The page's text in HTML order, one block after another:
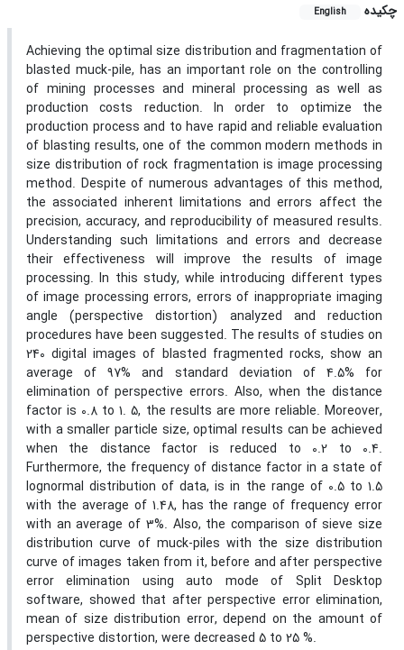
چکیده
English
Achieving the optimal size distribution and fragmentation of
blasted muck-pile, has an important role on the controlling
of mining processes and mineral processing as well as
production costs reduction. In order to optimize the
production process and to have rapid and reliable evaluation
of blasting results, one of the common modern methods in
size distribution of rock fragmentation is image processing
method. Despite of numerous advantages of this method,
the associated inherent limitations and errors affect the
precision, accuracy, and reproducibility of measured results.
Understanding such limitations and errors and decrease
their effectiveness will improve the results of image
processing. In this study, while introducing different types
of image processing errors, errors of inappropriate imaging
angle (perspective distortion) analyzed and reduction
procedures have been suggested. The results of studies on
240 digital images of blasted fragmented rocks, show an
average of 97% and standard deviation of 4.5% for
elimination of perspective errors. Also, when the distance
factor is 0.8 to 1. 5, the results are more reliable. Moreover,
with a smaller particle size, optimal results can be achieved
when the distance factor is reduced to 0.2 to 0.4.
Furthermore, the frequency of distance factor in a state of
lognormal distribution of data, is in the range of 0.5 to 1.5
with the average of 1.48, has the range of frequency error
with an average of 3%. Also, the comparison of sieve size
distribution curve of muck-piles with the size distribution
curve of images taken from it, before and after perspective
error elimination using auto mode of Split Desktop
software, showed that after perspective error elimination,
mean of size distribution error, depend on the amount of
perspective distortion, were decreased 5 to 25 %.